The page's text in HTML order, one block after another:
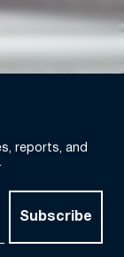
reports, and
Subscribe